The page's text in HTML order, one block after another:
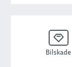
Bilskade